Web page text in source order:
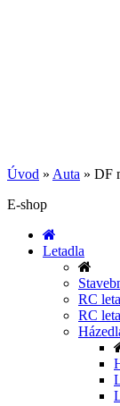
Úvod » Auta » DF
E-shop
Letadla
RC
RC